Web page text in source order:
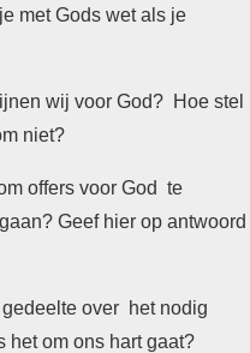
met Gods wet als je
wij voor God? Hoe stel
niet?
offers voor God te
Geef hier op antwoord
gedeelte over het nodig
het om ons hart gaat?